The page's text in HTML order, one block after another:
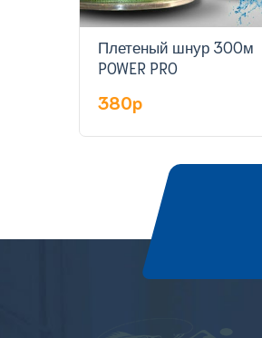
Плетеный шнур 300м
POWER PRO
380p